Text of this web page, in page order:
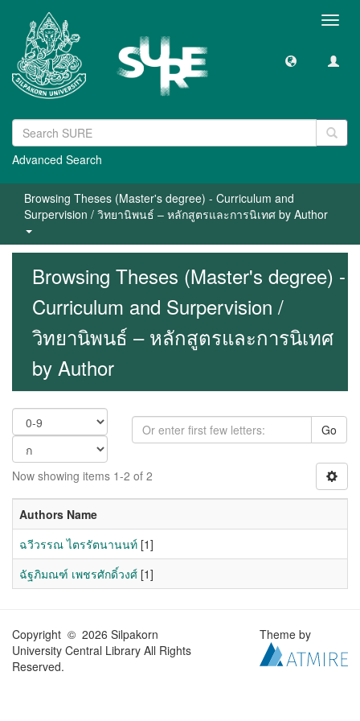
Advanced Search
Browsing Theses (Master's degree) - Curriculum and
Surpervision / วิทยานิพนธ์ – หลักสูตรและการนิเทศ by Author
Browsing Theses (Master's degree) -
Curriculum and Surpervision /
วิทยานิพนธ์ – หลักสูตรและการนิเทศ
by Author
Go
Now showing items 1-2 of 2
Authors Name
ฉวีวรรณ ไตรรัตนานนท์ [1]
ฉัฐภิมณฑ์ เพชรศักดิ์วงศ์ [1]
Copyright © 2026 Silpakorn
University Central Library All Rights
Reserved.
Theme by